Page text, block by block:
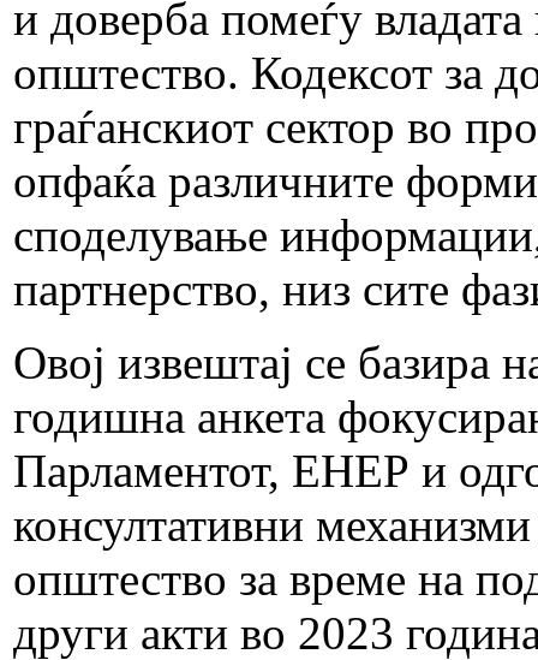
и доверба помеѓу
општество. Кодексот за
граѓанскиот сектор во
опфаќа различните
споделување
партнерство, низ сите
Овој извештај се базира
годишна анкета
Парламентот, ЕНЕР и
консултативни
општество за време на
други акти во 2023